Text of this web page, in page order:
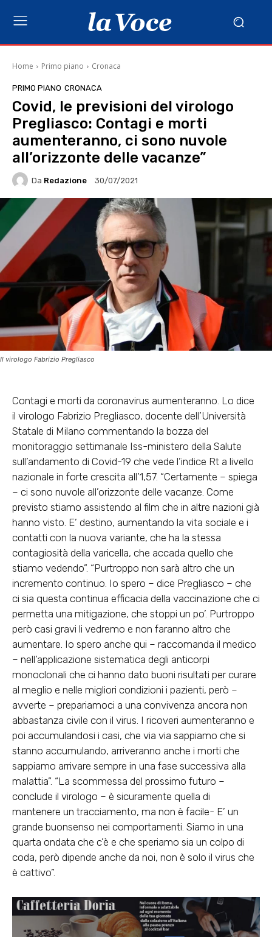
Home Primo piano Cronaca
PRIMO PIANO CRONACA
Covid, le previsioni del virologo
Pregliasco: Contagi e morti
aumenteranno, ci sono nuvole
all’orizzonte delle vacanze”
Da Redazione 30/07/2021
Il virologo Fabrizio Pregliasco
Contagi e morti da coronavirus aumenteranno. Lo dice
il virologo Fabrizio Pregliasco, docente dell’Università
Statale di Milano commentando la bozza del
monitoraggio settimanale Iss-ministero della Salute
sull’andamento di Covid-19 che vede l’indice Rt a livello
nazionale in forte crescita all’1,57. “Certamente – spiega
– ci sono nuvole all’orizzonte delle vacanze. Come
previsto stiamo assistendo al film che in altre nazioni già
hanno visto. E’ destino, aumentando la vita sociale e i
contatti con la nuova variante, che ha la stessa
contagiosità della varicella, che accada quello che
stiamo vedendo”. “Purtroppo non sarà altro che un
incremento continuo. Io spero – dice Pregliasco – che
ci sia questa continua efficacia della vaccinazione che ci
permetta una mitigazione, che stoppi un po’. Purtroppo
però casi gravi li vedremo e non faranno altro che
aumentare. Io spero anche qui – raccomanda il medico
– nell’applicazione sistematica degli anticorpi
monoclonali che ci hanno dato buoni risultati per curare
al meglio e nelle migliori condizioni i pazienti, però –
avverte – prepariamoci a una convivenza ancora non
abbastanza civile con il virus. I ricoveri aumenteranno e
poi accumulandosi i casi, che via via sappiamo che si
stanno accumulando, arriveranno anche i morti che
sappiamo arrivare sempre in una fase successiva alla
malattia”. “La scommessa del prossimo futuro –
conclude il virologo – è sicuramente quella di
mantenere un tracciamento, ma non è facile- E’ un
grande buonsenso nei comportamenti. Siamo in una
quarta ondata che c’è e che speriamo sia un colpo di
coda, però dipende anche da noi, non è solo il virus che
è cattivo”.